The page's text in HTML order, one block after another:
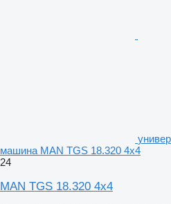
машина MAN TGS 18.320 4x4
24
MAN TGS 18.320 4x4